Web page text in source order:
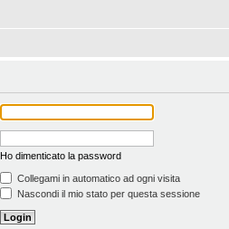
Ho dimenticato la password
Collegami in automatico ad ogni visita
Nascondi il mio stato per questa sessione